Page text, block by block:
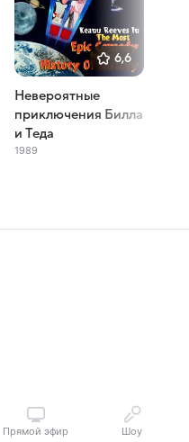
6,6
Невероятные
приключения Билла
и Теда
1989
Прямой эфир Шоу